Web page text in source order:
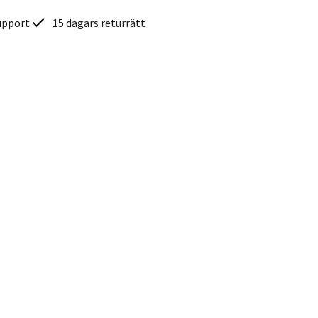
15 dagars returrätt